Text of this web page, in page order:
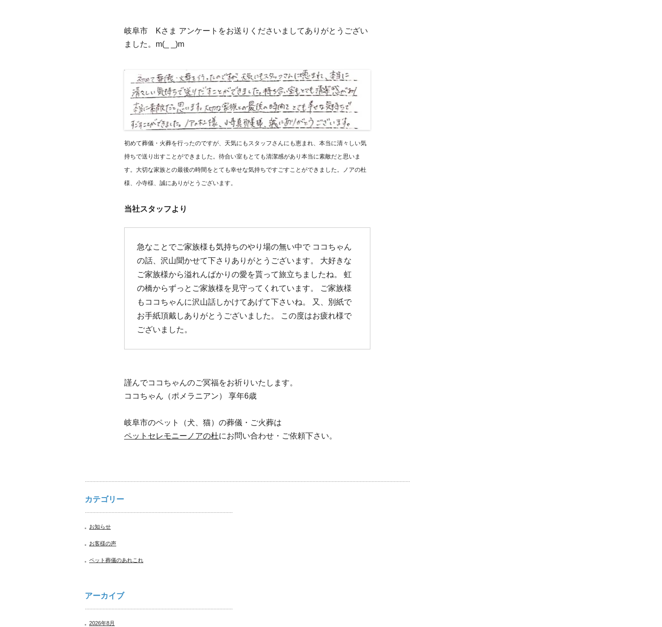
岐阜市 Kさま アンケートをお送りくださいましてありがとうござい
ました。m(_ _)m
初めて葬儀・火葬を行ったのですが、天気にもスタッフさんにも恵まれ、本当に清々しい気
持ちで送り出すことができました。待合い室もとても清潔感があり本当に素敵だと思いま
す。大切な家族との最後の時間をとても幸せな気持ちですごすことができました。ノアの杜
様、小寺様、誠にありがとうございます。
当社スタッフより
急なことでご家族様も気持ちのやり場の無い中で ココちゃん
の話、沢山聞かせて下さりありがとうございます。 大好きな
ご家族様から溢れんばかりの愛を貰って旅立ちましたね。 虹
の橋からずっとご家族様を見守ってくれています。 ご家族様
もココちゃんに沢山話しかけてあげて下さいね。 又、別紙で
お手紙頂戴しありがとうございました。 この度はお疲れ様で
ございました。
謹んでココちゃんのご冥福をお祈りいたします。
ココちゃん（ポメラニアン） 享年6歳
岐阜市のペット（犬、猫）の葬儀・ご火葬は
ペットセレモニーノアの杜にお問い合わせ・ご依頼下さい。
カテゴリー
お知らせ
お客様の声
ペット葬儀のあれこれ
アーカイブ
2026年8月